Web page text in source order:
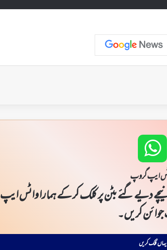
ایپ گروپ
دیے گئے بٹن پر کلک کر کے ہمارا واٹس ایپ
کریں۔
یہاں کلک کریں